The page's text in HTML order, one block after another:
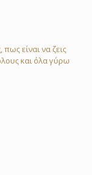
είναι να ζεις
και όλα γύρω